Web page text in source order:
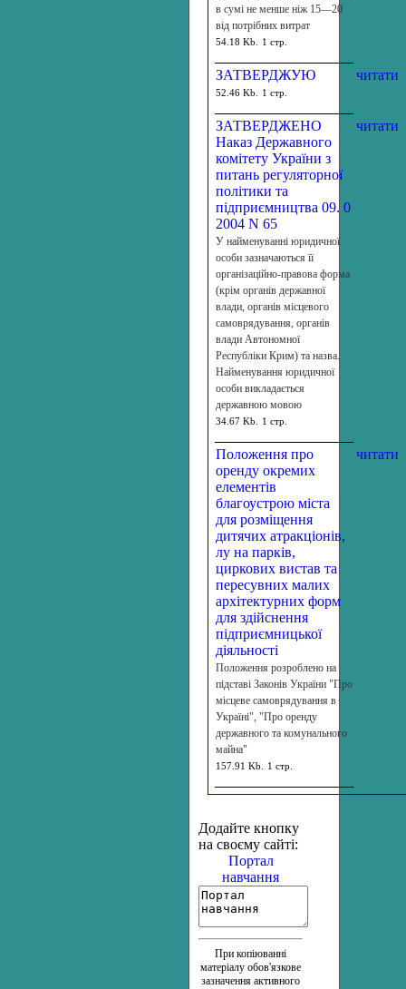
в сумі не менше ніж 15—20
від потрібних витрат
54.18 Kb. 1 стр.
ЗАТВЕРДЖУЮ
52.46 Kb. 1 стр.
читати
ЗАТВЕРДЖЕНО
Наказ Державного
комітету України з
питань регуляторної
політики та
підприємництва 09. 0
2004 N 65
У найменуванні юридичної
особи зазначаються її
організаційно-правова форма
(крім органів державної
влади, органів місцевого
самоврядування, органів
влади Автономної
Республіки Крим) та назва.
Найменування юридичної
особи викладається
державною мовою
34.67 Kb. 1 стр.
читати
Положення про
оренду окремих
елементів
благоустрою міста
для розміщення
дитячих атракціонів,
лу на парків,
циркових вистав та
пересувних малих
архітектурних форм
для здійснення
підприємницької
діяльності
Положення розроблено на
пiдставi Законів України "Про
місцеве самоврядування в
Україні", "Про оренду
державного та комунального
майна"
157.91 Kb. 1 стр.
читати
Додайте кнопку
на своєму сайті:
Портал
навчання
При копіюванні
матеріалу обов'язкове
зазначення активного